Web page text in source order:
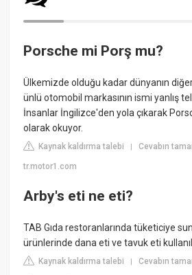
Porsche mi Porş mu?
Ülkemizde olduğu kadar dünyanın
ünlü otomobil markasının ismi yanlış
İnsanlar İngilizce'den yola çıkarak
olarak okuyor.
Kaynak kaldırma talebi |Cevabın
tr.motor1.com
Arby's eti ne eti?
TAB Gıda restoranlarında tüketiciye
ürünlerinde dana eti ve tavuk eti
Kaynak kaldırma talebi |Cevabın